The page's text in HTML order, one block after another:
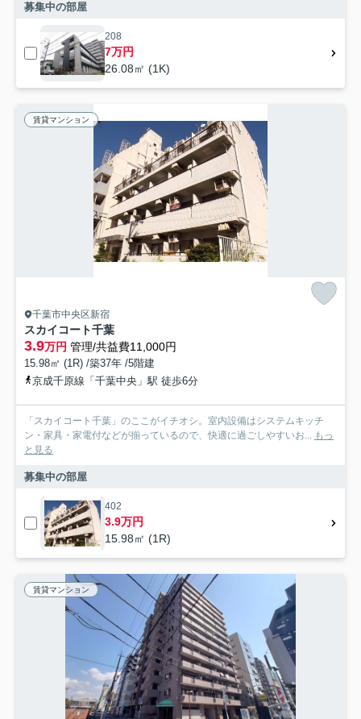
募集中の部屋
208
7万円
26.08㎡ (1K)
賃貸マンション
千葉市中央区新宿
スカイコート千葉
3.9万円 管理/共益費11,000円
15.98㎡ (1R) /築37年 /5階建
京成千原線「千葉中央」駅 徒歩6分
「スカイコート千葉」のここがイチオシ。室内設備はシステムキッチ
ン・家具・家電付などが揃っているので、快適に過ごしやすいお... もっ
と見る
募集中の部屋
402
3.9万円
15.98㎡ (1R)
賃貸マンション